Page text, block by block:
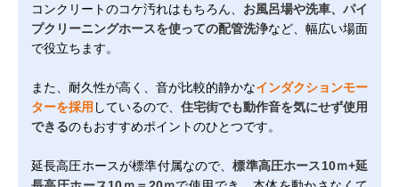
コンクリートのコケ汚れはもちろん、 お風呂場や洗車、パイ
プクリーニングホースを使っての配管洗浄など、幅広い場面
で役立ちます。
また、耐久性が高く、音が比較的静かなインダクションモー
ターを採用 しているので、 住宅街でも動作音を気にせず使用
できるのもおすすめポイントのひとつです。
延長高圧ホースが標準付属なので、標準高圧ホース10ｍ+延